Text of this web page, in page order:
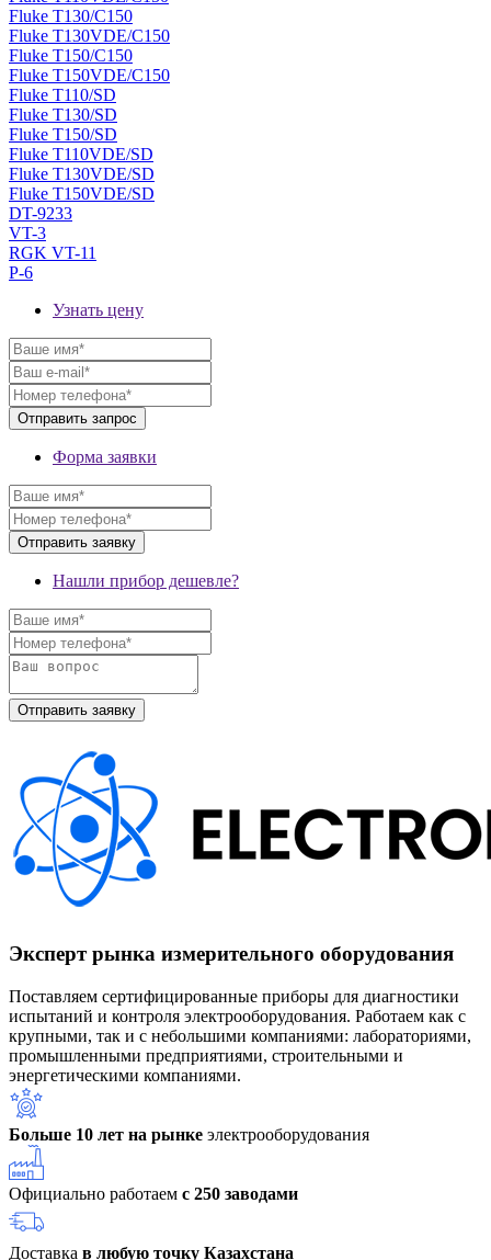
Fluke T130/C150
Fluke T130VDE/C150
Fluke T150/C150
Fluke T150VDE/C150
Fluke T110/SD
Fluke T130/SD
Fluke T150/SD
Fluke T110VDE/SD
Fluke T130VDE/SD
Fluke T150VDE/SD
DT-9233
VT-3
RGK VT-11
P-6
Узнать цену
Форма заявки
Нашли прибор дешевле?
Эксперт рынка измерительного оборудования
Поставляем сертифицированные приборы для диагностики
испытаний и контроля электрооборудования. Работаем как с
крупными, так и с небольшими компаниями: лабораториями,
промышленными предприятиями, строительными и
энергетическими компаниями.
Больше 10 лет на рынке электрооборудования
Официально работаем с 250 заводами
Доставка в любую точку Казахстана